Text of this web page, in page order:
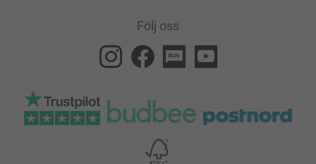
Följ oss